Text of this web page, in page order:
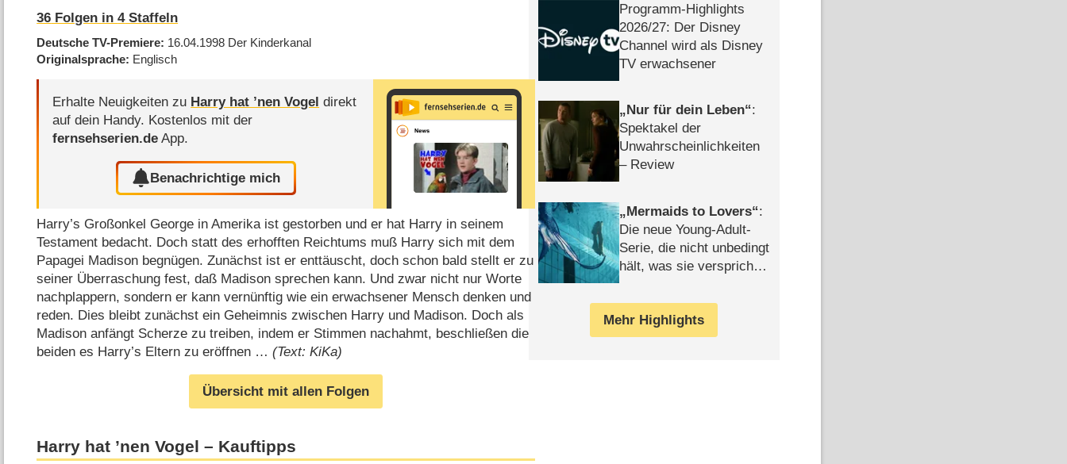
36 Folgen in4Staffeln
Deutsche TV-Premiere 16.04.1998 Der Kinderkanal
Originalsprache Englisch
Erhalte Neuigkeiten zu Harry hat ’nen Vogel direkt
auf dein Handy. Kostenlos mit der
fernsehserien.de App.
Benachrichtige mich
Harry’s Großonkel George in Amerika ist gestorben und er hat Harry in seinem
Testament bedacht. Doch statt des erhofften Reichtums muß Harry sich mit dem
Papagei Madison begnügen. Zunächst ist er enttäuscht, doch schon bald stellt er zu
seiner Überraschung fest, daß Madison sprechen kann. Und zwar nicht nur Worte
nachplappern, sondern er kann vernünftig wie ein erwachsener Mensch denken und
reden. Dies bleibt zunächst ein Geheimnis zwischen Harry und Madison. Doch als
Madison anfängt Scherze zu treiben, indem er Stimmen nachahmt, beschließen die
beiden es Harry’s Eltern zu eröffnen …(Text: KiKa)
Übersicht mit allen Folgen
Harry hat ’nen Vogel – Kauftipps
Programm-Highlights
2026/​27: Der Disney
Channel wird als Disney
TV erwachsener
Nur für dein Leben :
Spektakel der
Unwahrscheinlichkeiten
– Review
Mermaids to Lovers :
Die neue Young-Adult-
Serie, die nicht unbedingt
hält, was sie verspricht –
Mehr Highlights